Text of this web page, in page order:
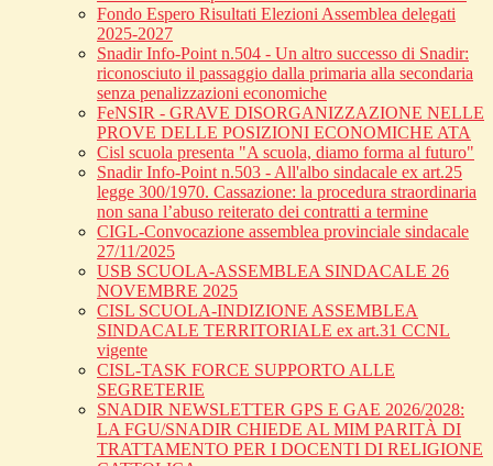
Fondo Espero Risultati Elezioni Assemblea delegati
2025-2027
Snadir Info-Point n.504 - Un altro successo di Snadir:
riconosciuto il passaggio dalla primaria alla secondaria
senza penalizzazioni economiche
FeNSIR - GRAVE DISORGANIZZAZIONE NELLE
PROVE DELLE POSIZIONI ECONOMICHE ATA
Cisl scuola presenta "A scuola, diamo forma al futuro"
Snadir Info-Point n.503 - All'albo sindacale ex art.25
legge 300/1970. Cassazione: la procedura straordinaria
non sana l’abuso reiterato dei contratti a termine
CIGL-Convocazione assemblea provinciale sindacale
27/11/2025
USB SCUOLA-ASSEMBLEA SINDACALE 26
NOVEMBRE 2025
CISL SCUOLA-INDIZIONE ASSEMBLEA
SINDACALE TERRITORIALE ex art.31 CCNL
vigente
CISL-TASK FORCE SUPPORTO ALLE
SEGRETERIE
SNADIR NEWSLETTER GPS E GAE 2026/2028:
LA FGU/SNADIR CHIEDE AL MIM PARITÀ DI
TRATTAMENTO PER I DOCENTI DI RELIGIONE